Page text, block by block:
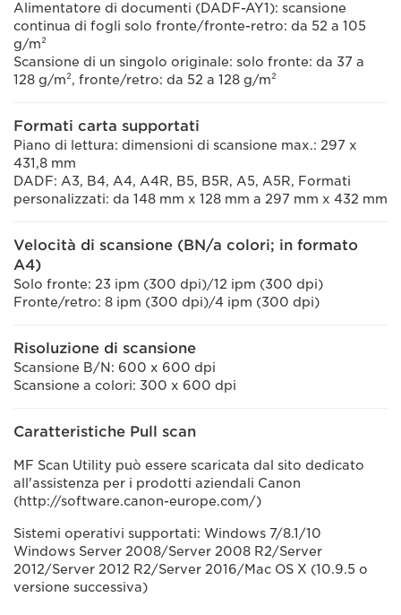
Alimentatore di documenti (DADF-AY1): scansione
continua di fogli solo fronte/fronte-retro: da 52 a 105
g/m²
Scansione di un singolo originale: solo fronte: da 37 a
128 g/m², fronte/retro: da 52 a 128 g/m²
Formati carta supportati
Piano di lettura: dimensioni di scansione max.: 297 x
431,8 mm
DADF: A3, B4, A4, A4R, B5, B5R, A5, A5R, Formati
personalizzati: da 148 mm x 128 mm a 297 mm x 432 mm
Velocità di scansione (BN/a colori; in formato
A4)
Solo fronte: 23 ipm (300 dpi)/12 ipm (300 dpi)
Fronte/retro: 8 ipm (300 dpi)/4 ipm (300 dpi)
Risoluzione di scansione
Scansione B/N: 600 x 600 dpi
Scansione a colori: 300 x 600 dpi
Caratteristiche Pull scan
MF Scan Utility può essere scaricata dal sito dedicato
all'assistenza per i prodotti aziendali Canon
(http://software.canon-europe.com/)
Sistemi operativi supportati: Windows 7/8.1/10
Windows Server 2008/Server 2008 R2/Server
2012/Server 2012 R2/Server 2016/Mac OS X (10.9.5 o
versione successiva)